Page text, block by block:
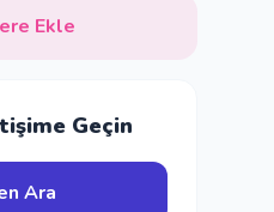
Ekle
Geçin
Ara